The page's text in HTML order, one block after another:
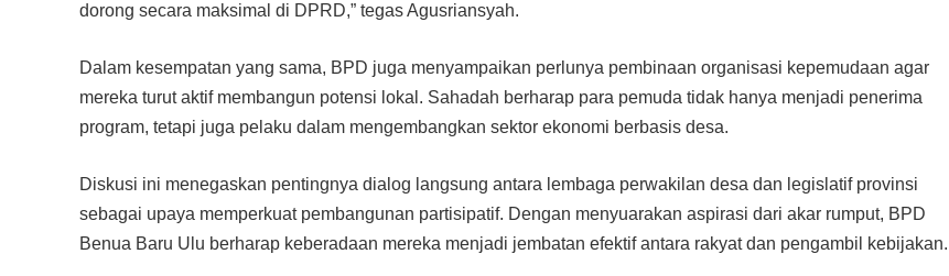
dorong secara maksimal di DPRD,” tegas Agusriansyah.
Dalam kesempatan yang sama, BPD juga menyampaikan perlunya pembinaan organisasi kepemudaan agar
mereka turut aktif membangun potensi lokal. Sahadah berharap para pemuda tidak hanya menjadi penerima
program, tetapi juga pelaku dalam mengembangkan sektor ekonomi berbasis desa.
Diskusi ini menegaskan pentingnya dialog langsung antara lembaga perwakilan desa dan legislatif provinsi
sebagai upaya memperkuat pembangunan partisipatif. Dengan menyuarakan aspirasi dari akar rumput, BPD
Benua Baru Ulu berharap keberadaan mereka menjadi jembatan efektif antara rakyat dan pengambil kebijakan.